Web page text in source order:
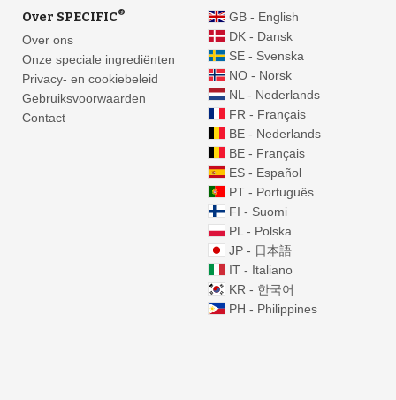
Over SPECIFIC®
Over ons
Onze speciale ingrediënten
Privacy- en cookiebeleid
Gebruiksvoorwaarden
Contact
GB - English
DK - Dansk
SE - Svenska
NO - Norsk
NL - Nederlands
FR - Français
BE - Nederlands
BE - Français
ES - Español
PT - Português
FI - Suomi
PL - Polska
JP - 日本語
IT - Italiano
KR - 한국어
PH - Philippines